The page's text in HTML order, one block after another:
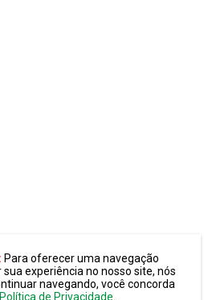
Para oferecer uma navegação
experiência no nosso site, nós
navegando, você concorda
Política de Privacidade.